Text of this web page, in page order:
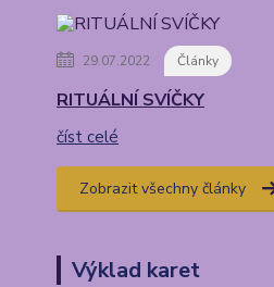
29.07.2022 Články
RITUÁLNÍ SVÍČKY
číst celé
Zobrazit všechny články
Výklad karet